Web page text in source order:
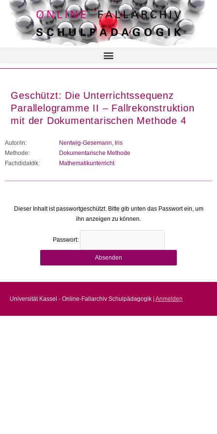
Geschützt: Die Unterrichtssequenz
Parallelogramme II – Fallrekonstruktion
mit der Dokumentarischen Methode 4
Autor/in:
Nentwig-Gesemann, Iris
Methode:
Dokumentarische Methode
Fachdidaktik:
Mathematikunterricht
Dieser Inhalt ist passwortgeschützt. Bitte gib unten das Passwort ein, um
ihn anzeigen zu können.
Passwort:
Universität Kassel - Online-Fallarchiv Schulpädagogik | Anmelden